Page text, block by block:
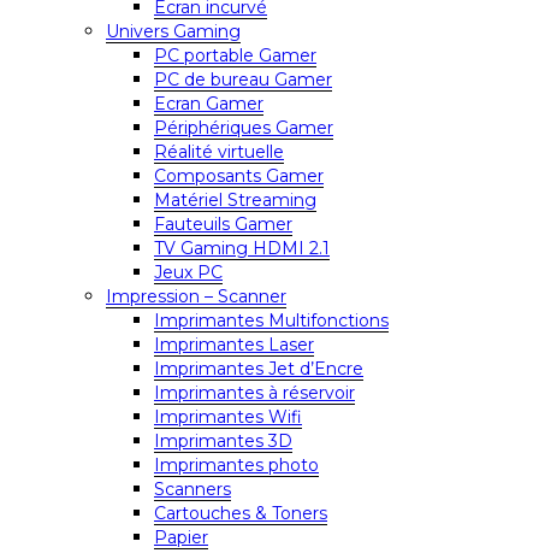
Ecran incurvé
Univers Gaming
PC portable Gamer
PC de bureau Gamer
Ecran Gamer
Périphériques Gamer
Réalité virtuelle
Composants Gamer
Matériel Streaming
Fauteuils Gamer
TV Gaming HDMI 2.1
Jeux PC
Impression – Scanner
Imprimantes Multifonctions
Imprimantes Laser
Imprimantes Jet d’Encre
Imprimantes à réservoir
Imprimantes Wifi
Imprimantes 3D
Imprimantes photo
Scanners
Cartouches & Toners
Papier